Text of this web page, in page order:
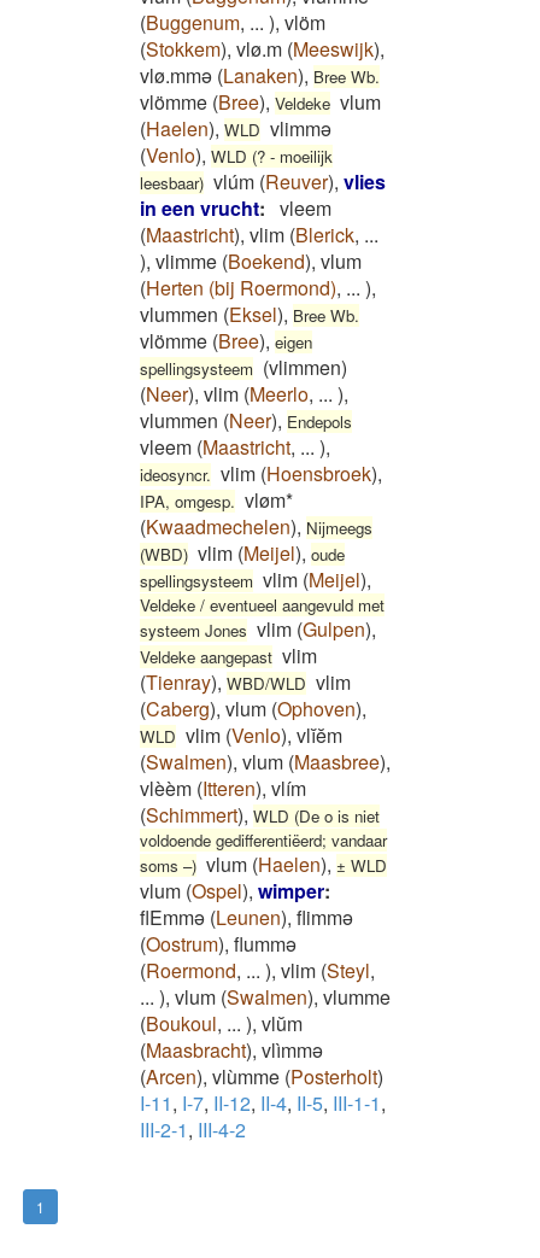
(Buggenum, ... ), vlöm
(Stokkem), vlø.m (Meeswijk),
vlø.mmə (Lanaken), Bree Wb.
vlömme (Bree), Veldeke vlum
(Haelen), WLD vlimmə
(Venlo), WLD (? - moeilijk
leesbaar) vlúm (Reuver), vlies
in een vrucht: vleem
(Maastricht), vlim (Blerick, ...
), vlimme (Boekend), vlum
(Herten (bij Roermond), ... ),
vlummen (Eksel), Bree Wb.
vlömme (Bree), eigen
spellingsysteem (vlimmen)
(Neer), vlim (Meerlo, ... ),
vlummen (Neer), Endepols
vleem (Maastricht, ... ),
ideosyncr. vlim (Hoensbroek),
IPA, omgesp. vløm*
(Kwaadmechelen), Nijmeegs
(WBD) vlim (Meijel), oude
spellingsysteem vlim (Meijel),
Veldeke / eventueel aangevuld met
systeem Jones vlim (Gulpen),
Veldeke aangepast vlim
(Tienray), WBD/WLD vlim
(Caberg), vlum (Ophoven),
WLD vlim (Venlo), vlĭĕm
(Swalmen), vlum (Maasbree),
vlèèm (Itteren), vlím
(Schimmert), WLD (De o is niet
voldoende gedifferentiëerd; vandaar
soms –) vlum (Haelen), ± WLD
vlum (Ospel), wimper:
flEmmə (Leunen), flimmə
(Oostrum), flummə
(Roermond, ... ), vlim (Steyl,
... ), vlum (Swalmen), vlumme
(Boukoul, ... ), vlŭm
(Maasbracht), vlìmmə
(Arcen), vlùmme (Posterholt)
I-11, I-7, II-12, II-4, II-5, III-1-1,
III-2-1, III-4-2
1